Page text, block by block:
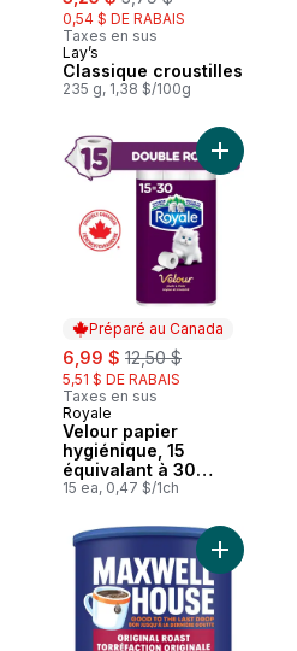
0,54 $ DE RABAIS
Taxes en sus
Préparé au Canada
Lay’s
Classique croustilles
235 g, 1,38 $/100g
Eau de source naturelle, 24
Préparé au Canada
sale:
6,99 $ , formerly:
12,50 $
5,51 $ DE RABAIS
Taxes en sus
Préparé au Canada
Royale
Velour papier
hygiénique, 15
équivalant à 30
rouleaux, 142
15 ea, 0,47 $/1ch
Ajouter
Détergent pour la lessive,Ajouter